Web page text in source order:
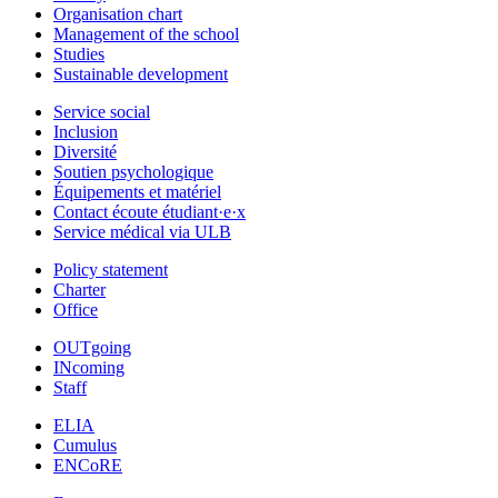
Organisation chart
Management of the school
Studies
Sustainable development
Service social
Inclusion
Diversité
Soutien psychologique
Équipements et matériel
Contact écoute étudiant·e·x
Service médical via ULB
Policy statement
Charter
Office
OUTgoing
INcoming
Staff
ELIA
Cumulus
ENCoRE